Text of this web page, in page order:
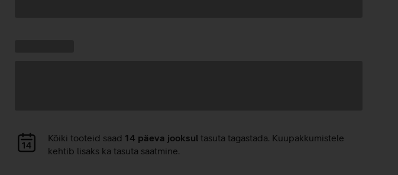
Andmete
laadimine
Kõiki tooteid saad 14 päeva jooksul tasuta tagastada. Kuupakkumistele
kehtib lisaks ka tasuta saatmine.